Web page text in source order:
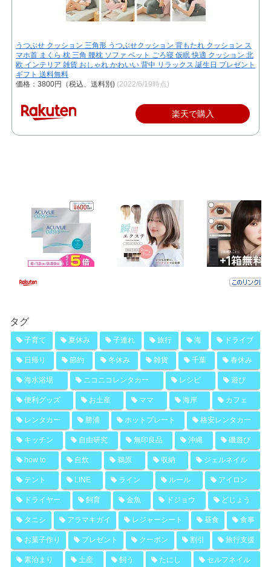
うつぶせ クッション 三角形 うつぶせクッション 背もたれ クッション ス
マホ首 まくら 枕 三角 腰枕 ソファ ベット ごろ寝 仮眠 快適 クッション 北
欧 インテリア 雑貨 おしゃれ かわいい 背中 リラックス 誕生日 プレゼント
ギフト 送料無料
価格：3800円（税込、送料別) (2022/6/19時点)
楽天で購入
タグ
子育て 夏休み 子連れ 旅行 海 ドライブ
日帰り 節約 冬休み 雑貨 千葉 春休み
海水浴場 ニコニコレンタカー レシピ 遊び
便利グッズ お土産 ママ 海岸 カフェ
レンタカー 勝浦 ホットプレート 格安レンタカー
キッチン 自由研究 無印良品 沖縄 磯遊び
how to 自炊 鵜原 収納 ジェルネイル
テント LINE ライン ルール アイロン
ドライヤー 飼育 金魚 ドジョウ どじょう
タニシ アラマキガイ レジャーシート 昼食 食事
お菓子作り プレゼント クーポン 割引 旅行支援
素泊まり 土産 飼う たにし セルフネイル